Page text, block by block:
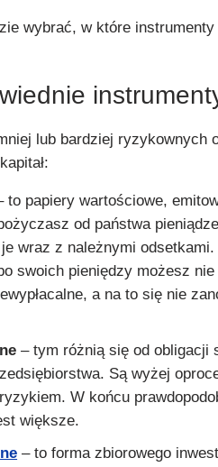
wybrać, w które
lub bardziej ryzykownych
to papiery wartościowe,
od państwa
wraz z należnymi
swoich pieniędzy możesz
a na to się nie
– tym różnią się od obligacji
Są wyżej
W końcu
większe.
– to forma zbiorowego